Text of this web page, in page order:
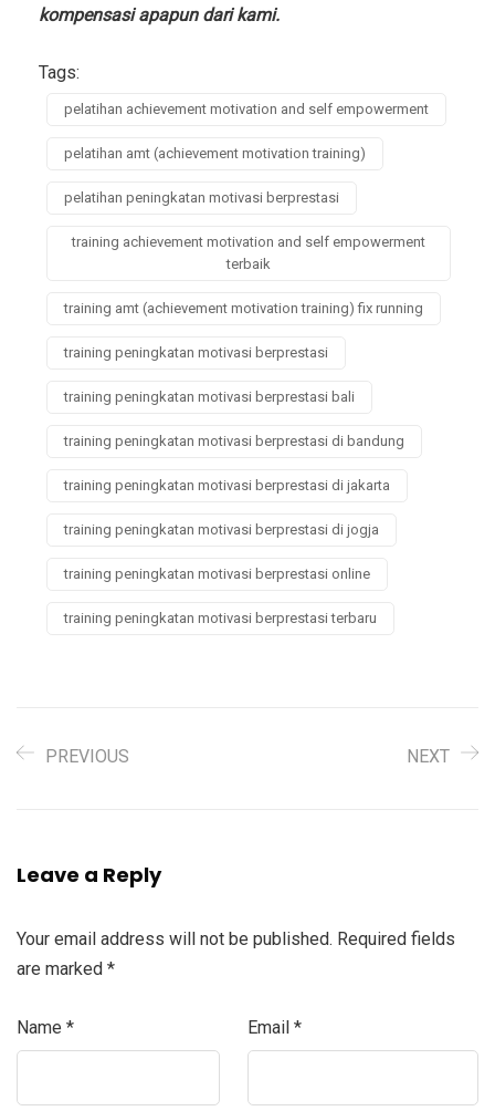
kompensasi apapun dari kami.
Tags:
pelatihan achievement motivation and self empowerment
pelatihan amt (achievement motivation training)
pelatihan peningkatan motivasi berprestasi
training achievement motivation and self empowerment
terbaik
training amt (achievement motivation training) fix running
training peningkatan motivasi berprestasi
training peningkatan motivasi berprestasi bali
training peningkatan motivasi berprestasi di bandung
training peningkatan motivasi berprestasi di jakarta
training peningkatan motivasi berprestasi di jogja
training peningkatan motivasi berprestasi online
training peningkatan motivasi berprestasi terbaru
PREVIOUS NEXT
Leave a Reply
Your email address will not be published. Required fields
are marked *
Name * Email *